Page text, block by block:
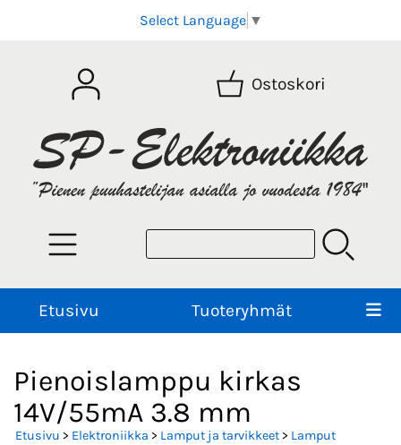
Select Language ▼
Ostoskori
Etusivu Tuoteryhmät
Pienoislamppu kirkas
14V/55mA 3.8 mm
Etusivu > Elektroniikka > Lamput ja tarvikkeet> Lamput